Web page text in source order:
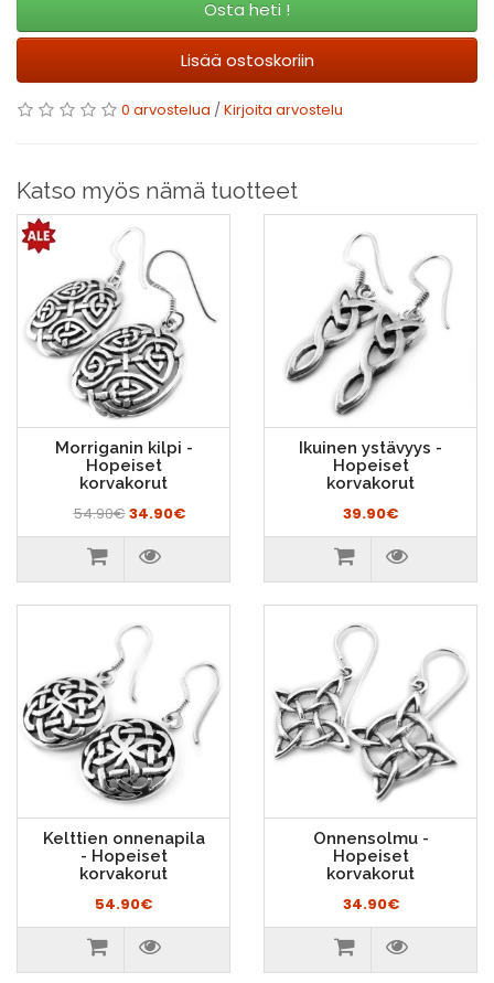
Osta heti !
Lisää ostoskoriin
0 arvostelua /Kirjoita arvostelu
Katso myös nämä tuotteet
Morriganin kilpi -
Hopeiset
korvakorut
54.90€34.90€
Ikuinen ystävyys -
Hopeiset
korvakorut
39.90€
Kelttien onnenapila
- Hopeiset
korvakorut
54.90€
Onnensolmu -
Hopeiset
korvakorut
34.90€